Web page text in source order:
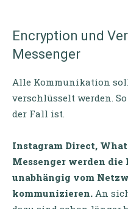
Encryption und
Messenger
Alle Kommunikation
verschlüsselt werden.
der Fall ist.
Instagram Direct,
Messenger werden
unabhängig vom
kommunizieren. An